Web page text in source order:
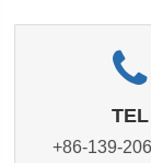
TEL
+86-139-